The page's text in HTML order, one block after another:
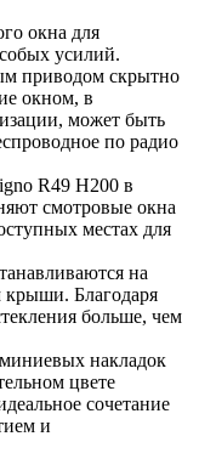
окна для
усилий.
приводом скрытно
окном, в
может быть
по радио
R49 H200 в
смотровые окна
местах для
на
Благодаря
больше, чем
накладок
цвете
сочетание
и